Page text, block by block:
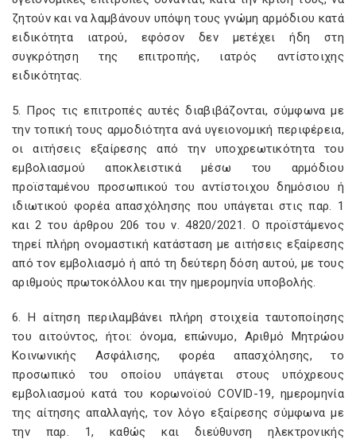
ζητούν και να λαμβάνουν υπόψη τους γνώμη αρμόδιου κατά
ειδικότητα ιατρού, εφόσον δεν μετέχει ήδη στη
συγκρότηση της επιτροπής, ιατρός αντίστοιχης
ειδικότητας.
5. Προς τις επιτροπές αυτές διαβιβάζονται, σύμφωνα με
την τοπική τους αρμοδιότητα ανά υγειονομική περιφέρεια,
οι αιτήσεις εξαίρεσης από την υποχρεωτικότητα του
εμβολιασμού αποκλειστικά μέσω του αρμόδιου
προϊσταμένου προσωπικού του αντίστοιχου δημόσιου ή
ιδιωτικού φορέα απασχόλησης που υπάγεται στις παρ. 1
και 2 του άρθρου 206 του ν. 4820/2021. Ο προϊστάμενος
τηρεί πλήρη ονομαστική κατάσταση με αιτήσεις εξαίρεσης
από τον εμβολιασμό ή από τη δεύτερη δόση αυτού, με τους
αριθμούς πρωτοκόλλου και την ημερομηνία υποβολής.
6. Η αίτηση περιλαμβάνει πλήρη στοιχεία ταυτοποίησης
του αιτούντος, ήτοι: όνομα, επώνυμο, Αριθμό Μητρώου
Κοινωνικής Ασφάλισης, φορέα απασχόλησης, το
προσωπικό του οποίου υπάγεται στους υπόχρεους
εμβολιασμού κατά του κορωνοϊού COVID-19, ημερομηνία
της αίτησης απαλλαγής, τον λόγο εξαίρεσης σύμφωνα με
την παρ. 1, καθώς και διεύθυνση ηλεκτρονικής